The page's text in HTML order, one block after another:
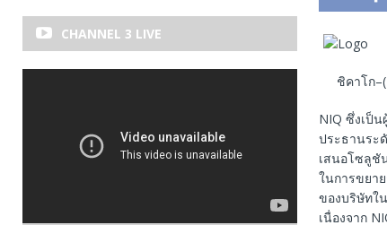
ชิคาโก–(
NIQ ซึ่งเป็
ประธานระ
เสนอโซลูชั
ในการขยา
ของบริษัทใ
เนื่องจาก
CHANNEL 3 LIVE